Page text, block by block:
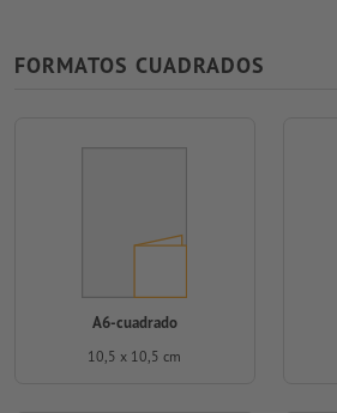
FORMATOS CUADRADOS
A6-cuadrado
10,5 x 10,5 cm